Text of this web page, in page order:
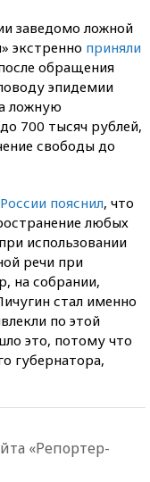
заведомо ложной
экстренно приняли
обращения
эпидемии
ложную
700 тысяч рублей,
свободы до
пояснил, что
любых
использовании
речи при
на собрании,
стал именно
по этой
это, потому что
губернатора,
«Репортер-